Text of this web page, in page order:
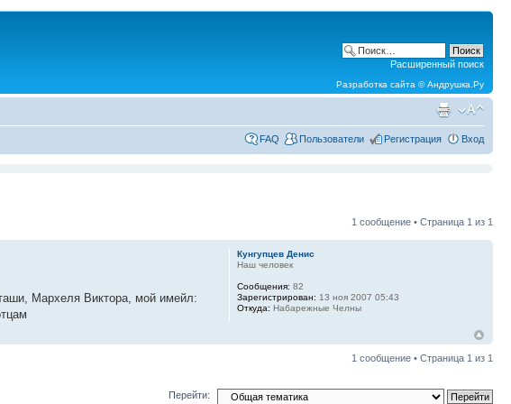
Расширенный поиск
Разработка сайта ©Андрушка.Ру
FAQ Пользователи Регистрация Вход
1 сообщение • Страница 1 из 1
Мархеля Виктора, мой имейл:
Кунгупцев Денис
Наш человек
Сообщения: 82
Зарегистрирован: 13 ноя 2007 05:43
Откуда: Набарежные Челны
1 сообщение • Страница 1 из 1
Перейти: